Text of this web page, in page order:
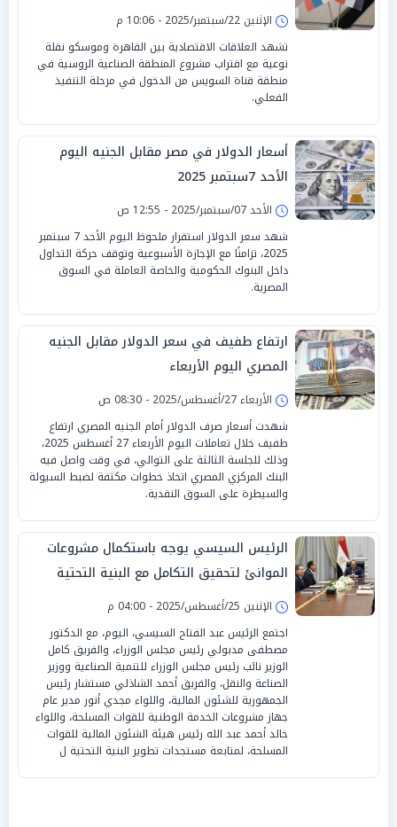
الإثنين 22/سبتمبر/2025 - 10:06 م
تشهد العلاقات الاقتصادية بين القاهرة وموسكو نقلة
نوعية مع اقتراب مشروع المنطقة الصناعية الروسية في
منطقة قناة السويس من الدخول في مرحلة التنفيذ
الفعلي.
أسعار الدولار في مصر مقابل الجنيه اليوم
الأحد 7سبتمبر 2025
الأحد 07/سبتمبر/2025 - 12:55 ص
شهد سعر الدولار استقرار ملحوظ اليوم الأحد 7 سبتمبر
2025، تزامنًا مع الإجازة الأسبوعية وتوقف حركة التداول
داخل البنوك الحكومية والخاصة العاملة في السوق
المصرية.
ارتفاع طفيف في سعر الدولار مقابل الجنيه
المصري اليوم الأربعاء
الأربعاء 27/أغسطس/2025 - 08:30 ص
شهدت أسعار صرف الدولار أمام الجنيه المصري ارتفاع
طفيف خلال تعاملات اليوم الأربعاء 27 أغسطس 2025،
وذلك للجلسة الثالثة على التوالي، في وقت واصل فيه
البنك المركزي المصري اتخاذ خطوات مكثفة لضبط السيولة
والسيطرة على السوق النقدية.
الرئيس السيسي يوجه باستكمال مشروعات
الموانئ لتحقيق التكامل مع البنية التحتية
العملاقة
الإثنين 25/أغسطس/2025 - 04:00 م
اجتمع الرئيس عبد الفتاح السيسي، اليوم، مع الدكتور
مصطفى مدبولي رئيس مجلس الوزراء، والفريق كامل
الوزير نائب رئيس مجلس الوزراء للتنمية الصناعية ووزير
الصناعة والنقل، والفريق أحمد الشاذلي مستشار رئيس
الجمهورية للشئون المالية، واللواء مجدي أنور مدير عام
جهاز مشروعات الخدمة الوطنية للقوات المسلحة، واللواء
خالد أحمد عبد الله رئيس هيئة الشئون المالية للقوات
المسلحة، لمتابعة مستجدات تطوير البنية التحتية ل